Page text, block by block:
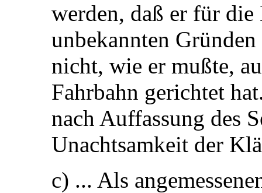
werden, daß er für die
unbekannten
nicht, wie er mußte,
Fahrbahn gerichtet
nach Auffassung des
Unachtsamkeit der
c) ... Als